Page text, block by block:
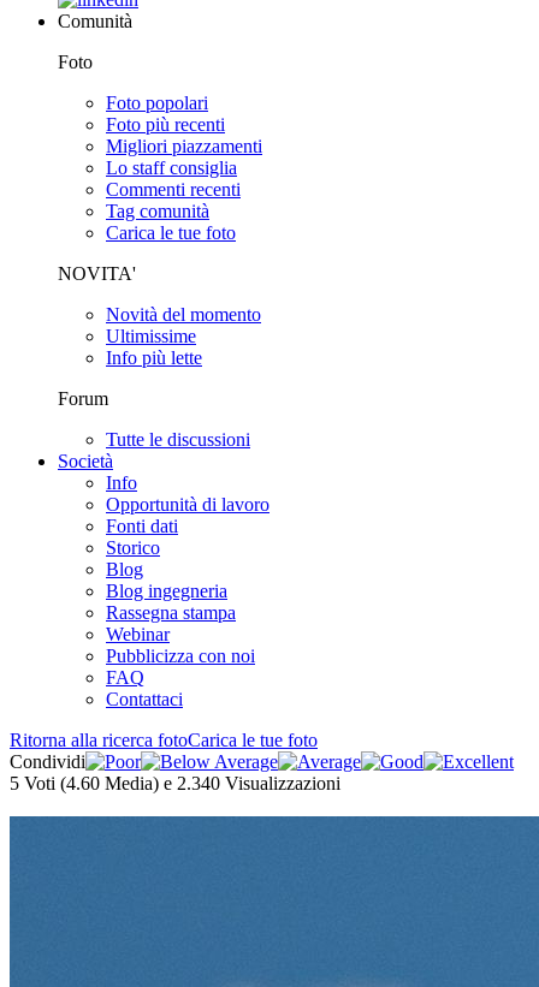
Comunità
Foto
Foto popolari
Foto più recenti
Migliori piazzamenti
Lo staff consiglia
Commenti recenti
Tag comunità
Carica le tue foto
NOVITA'
Novità del momento
Ultimissime
Info più lette
Forum
Tutte le discussioni
Società
Info
Opportunità di lavoro
Fonti dati
Storico
Blog
Blog ingegneria
Rassegna stampa
Webinar
Pubblicizza con noi
FAQ
Contattaci
Ritorna alla ricerca fotoCarica le tue foto
Condividi
5 Voti (4.60 Media) e 2.340 Visualizzazioni